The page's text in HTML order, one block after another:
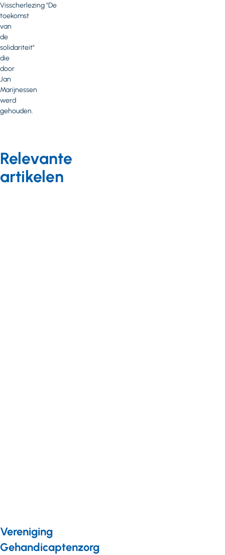
Visscherlezing "De
toekomst
van
de
solidariteit"
die
door
Jan
Marijnessen
werd
gehouden.
Relevante
artikelen
Vereniging
Gehandicaptenzorg